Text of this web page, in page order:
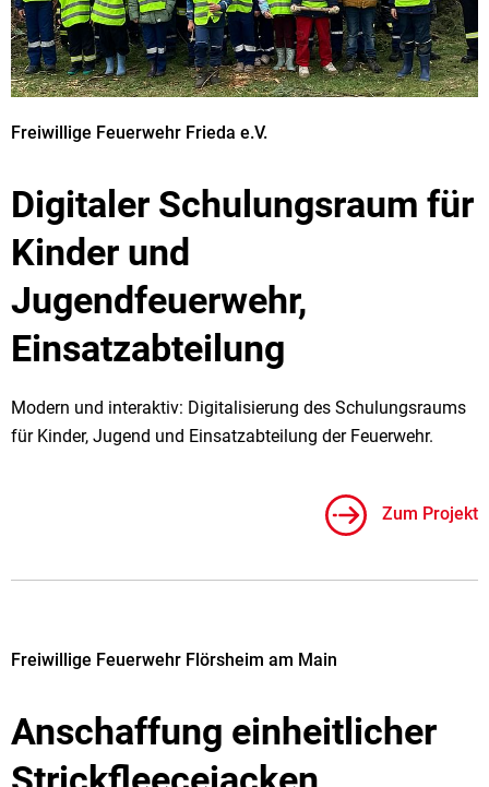
Digitaler Schulungsraum für
Kinder und
Jugendfeuerwehr,
Einsatzabteilung
Freiwillige Feuerwehr Frieda e.V.
Modern und interaktiv: Digitalisierung des Schulungsraums
für Kinder, Jugend und Einsatzabteilung der Feuerwehr.
Zum Projekt
Anschaffung einheitlicher
Freiwillige Feuerwehr Flörsheim am Main